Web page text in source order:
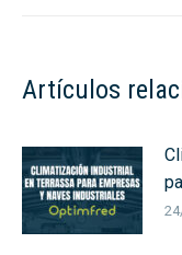
Artículos